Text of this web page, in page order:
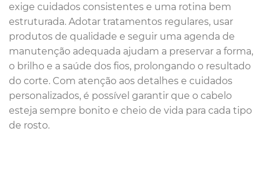
exige cuidados consistentes e uma rotina bem
estruturada. Adotar tratamentos regulares, usar
produtos de qualidade e seguir uma agenda de
manutenção adequada ajudam a preservar a forma,
o brilho e a saúde dos fios, prolongando o resultado
do corte. Com atenção aos detalhes e cuidados
personalizados, é possível garantir que o cabelo
esteja sempre bonito e cheio de vida para cada tipo
de rosto.